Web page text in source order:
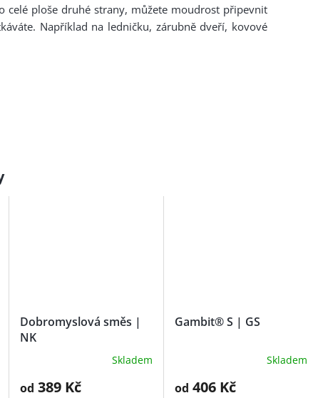
celé ploše druhé strany, můžete moudrost připevnit
Například na ledničku, zárubně dveří, kovové
Dobromyslová směs |
NK
Skladem
od 389 Kč
Gambit® S | GS
Skladem
od 406 Kč